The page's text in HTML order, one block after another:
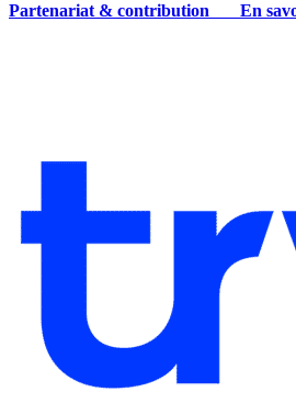
Partenariat & contribution En